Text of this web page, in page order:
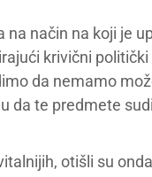
način na koji je
krivični
da nemamo
da te predmete
otišli su